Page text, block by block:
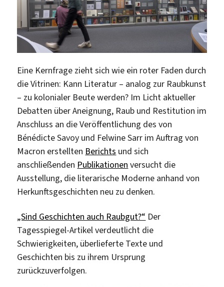
Eine Kernfrage zieht sich wie ein roter Faden durch
die Vitrinen: Kann Literatur – analog zur Raubkunst
– zu kolonialer Beute werden? Im Licht aktueller
Debatten über Aneignung, Raub und Restitution im
Anschluss an die Veröffentlichung des von
Bénédicte Savoy und Felwine Sarr im Auftrag von
Macron erstellten Berichts und sich
anschließenden Publikationen versucht die
Ausstellung, die literarische Moderne anhand von
Herkunftsgeschichten neu zu denken.
„Sind Geschichten auch Raubgut?“ Der
Tagesspiegel-Artikel verdeutlicht die
Schwierigkeiten, überlieferte Texte und
Geschichten bis zu ihrem Ursprung
zurückzuverfolgen.